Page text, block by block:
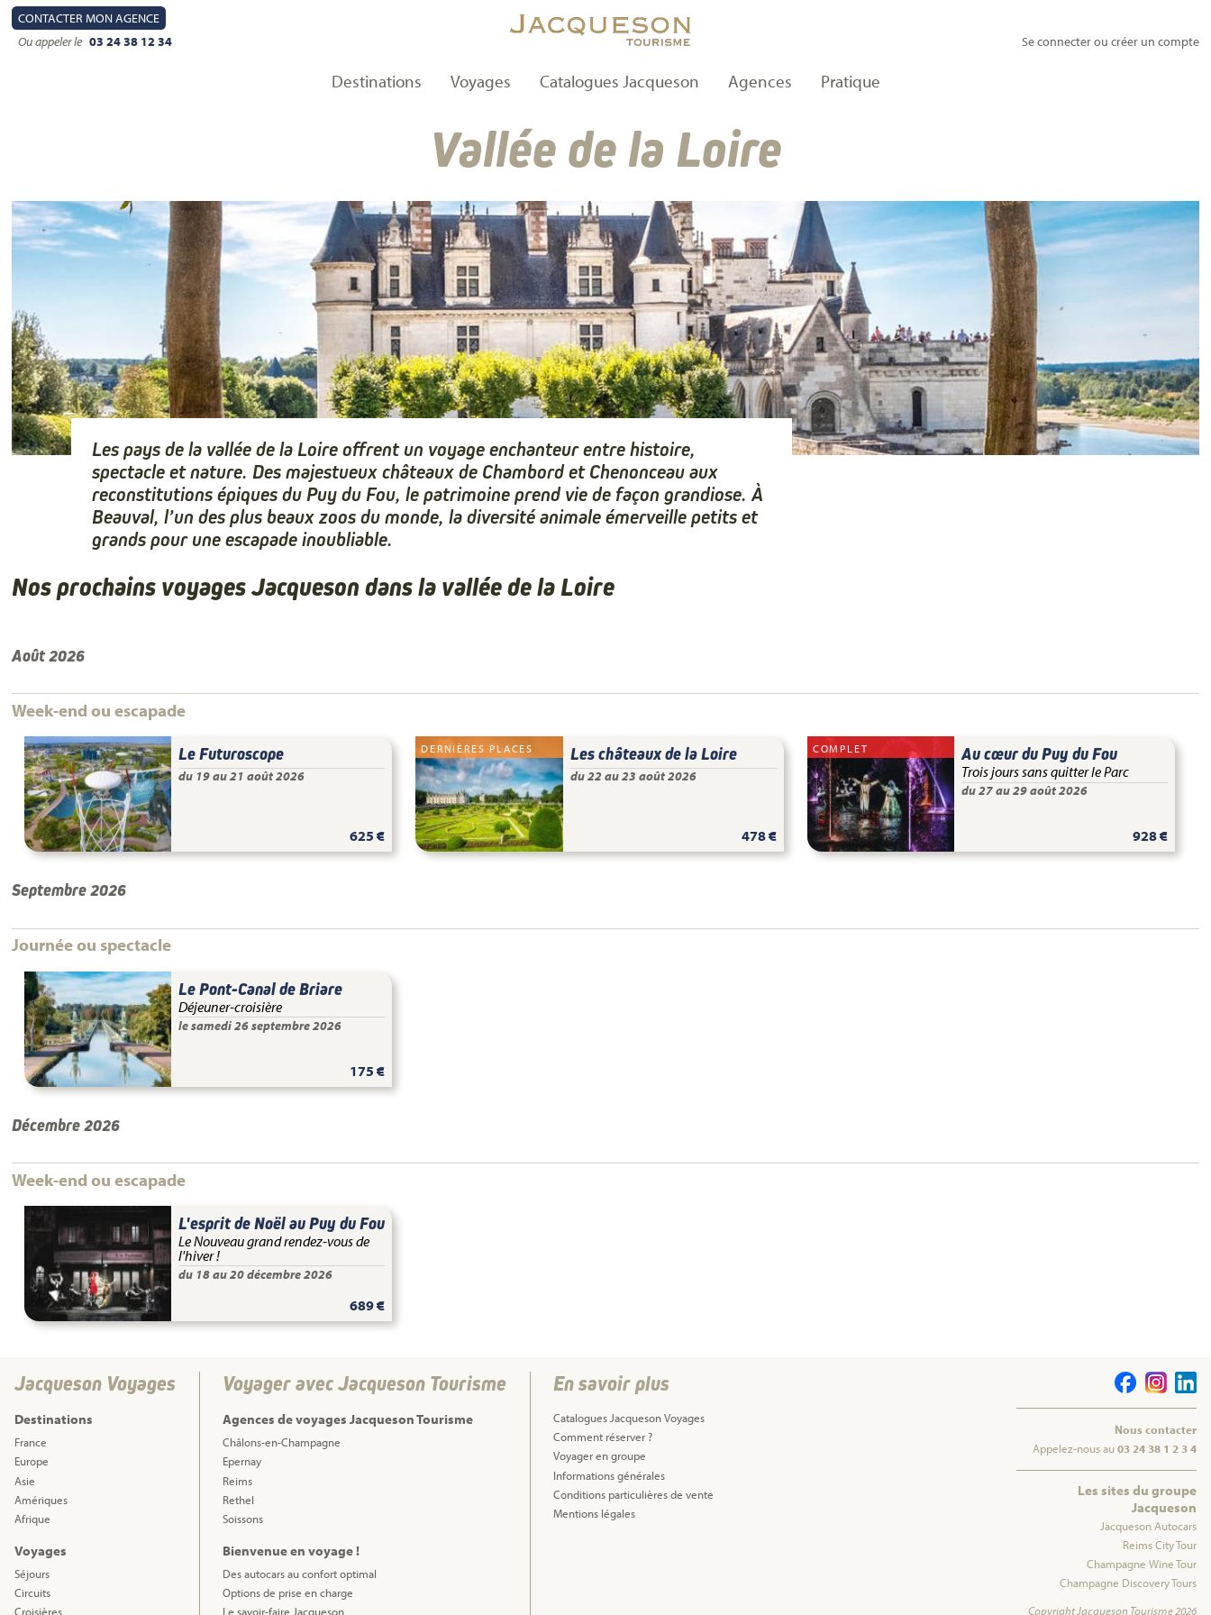
CONTACTER MON AGENCE
Ou appeler le 03 24 38 12 34 Se connecter ou créer un compte
Destinations Voyages Catalogues Jacqueson Agences Pratique
Vallée de la Loire
Les pays de la vallée de la Loire offrent un voyage enchanteur entre histoire,
spectacle et nature. Des majestueux châteaux de Chambord et Chenonceau aux
reconstitutions épiques du Puy du Fou, le patrimoine prend vie de façon grandiose. À
Beauval, l’un des plus beaux zoos du monde, la diversité animale émerveille petits et
grands pour une escapade inoubliable.
Nos prochains voyages Jacqueson dans la vallée de la Loire
Août 2026
Week-end ou escapade
Le Futuroscope
du 19 au 21 août 2026
625 €
DERNIÈRES PLACES Les châteaux de la Loire
du 22 au 23 août 2026
478 €
COMPLET Au cœur du Puy du Fou
Trois jours sans quitter le Parc
du 27 au 29 août 2026
928 €
Septembre 2026
Journée ou spectacle
Le Pont-Canal de Briare
Déjeuner-croisière
le samedi 26 septembre 2026
175 €
Décembre 2026
Week-end ou escapade
L'esprit de Noël au Puy du Fou
Le Nouveau grand rendez-vous de
l'hiver !
du 18 au 20 décembre 2026
689 €
Jacqueson Voyages
Destinations
France
Europe
Asie
Amériques
Afrique
Voyages
Séjours
Circuits
Croisières
Voyager avec Jacqueson Tourisme
Agences de voyages Jacqueson Tourisme
Châlons-en-Champagne
Epernay
Reims
Rethel
Soissons
Bienvenue en voyage !
Des autocars au confort optimal
Options de prise en charge
Le savoir-faire Jacqueson
En savoir plus
Catalogues Jacqueson Voyages
Comment réserver ?
Voyager en groupe
Informations générales
Conditions particulières de vente
Mentions légales
Nous contacter
Appelez-nous au 03 24 38 1 2 3 4
Les sites du groupe
Jacqueson
Jacqueson Autocars
Reims City Tour
Champagne Wine Tour
Champagne Discovery Tours
Copyright Jacqueson Tourisme 2026